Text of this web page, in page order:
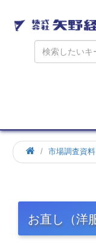
市場調査資料
お直し（洋